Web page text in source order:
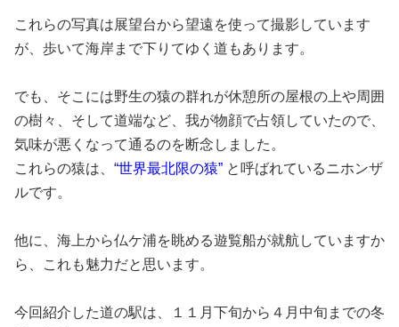
これらの写真は展望台から望遠を使って撮影しています
が、歩いて海岸まで下りてゆく道もあります。
でも、そこには野生の猿の群れが休憩所の屋根の上や周囲
の樹々、そして道端など、我が物顔で占領していたので、
気味が悪くなって通るのを断念しました。
これらの猿は、 “世界最北限の猿” と呼ばれているニホンザ
ルです。
他に、海上から仏ケ浦を眺める遊覧船が就航していますか
ら、これも魅力だと思います。
今回紹介した道の駅は、１１月下旬から４月中旬までの冬